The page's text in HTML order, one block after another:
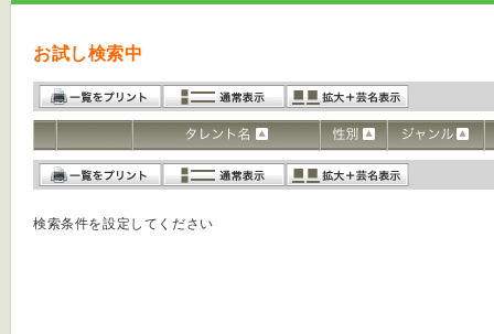
お試し検索中
検索条件を設定してください